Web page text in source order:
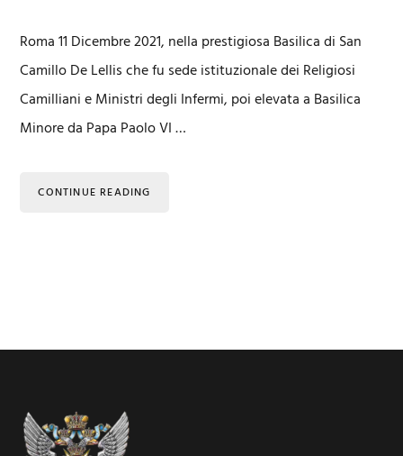
Roma 11 Dicembre 2021, nella prestigiosa Basilica di San
Camillo De Lellis che fu sede istituzionale dei Religiosi
Camilliani e Ministri degli Infermi, poi elevata a Basilica
Minore da Papa Paolo VI …
CONTINUE READING
Footer